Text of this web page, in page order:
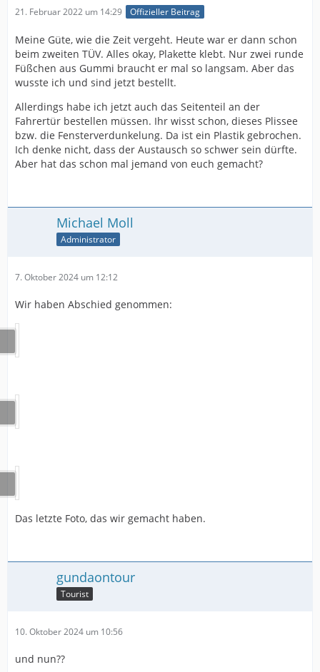
21. Februar 2022 um 14:29 Offizieller Beitrag
Meine Güte, wie die Zeit vergeht. Heute war er dann schon
beim zweiten TÜV. Alles okay, Plakette klebt. Nur zwei runde
Füßchen aus Gummi braucht er mal so langsam. Aber das
wusste ich und sind jetzt bestellt.
Allerdings habe ich jetzt auch das Seitenteil an der
Fahrertür bestellen müssen. Ihr wisst schon, dieses Plissee
bzw. die Fensterverdunkelung. Da ist ein Plastik gebrochen.
Ich denke nicht, dass der Austausch so schwer sein dürfte.
Aber hat das schon mal jemand von euch gemacht?
Michael Moll
Administrator
7. Oktober 2024 um 12:12
Wir haben Abschied genommen:
Das letzte Foto, das wir gemacht haben.
gundaontour
Tourist
10. Oktober 2024 um 10:56
und nun??